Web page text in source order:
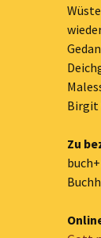
Birgit
Zu